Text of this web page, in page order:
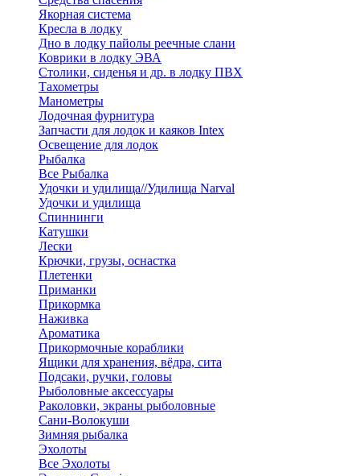
Якорная система
Кресла в лодку
Дно в лодку пайолы реечные слани
Коврики в лодку ЭВА
Столики, сиденья и др. в лодку ПВХ
Тахометры
Манометры
Лодочная фурнитура
Запчасти для лодок и каяков Intex
Освещение для лодок
Рыбалка
Все Рыбалка
Удочки и удилища//Удилища Narval
Удочки и удилища
Спиннинги
Катушки
Лески
Крючки, грузы, оснастка
Плетенки
Приманки
Прикормка
Наживка
Ароматика
Прикормочные кораблики
Ящики для хранения, вёдра, сита
Подсаки, ручки, головы
Рыболовные аксессуары
Раколовки, экраны рыболовные
Сани-Волокуши
Зимняя рыбалка
Эхолоты
Все Эхолоты